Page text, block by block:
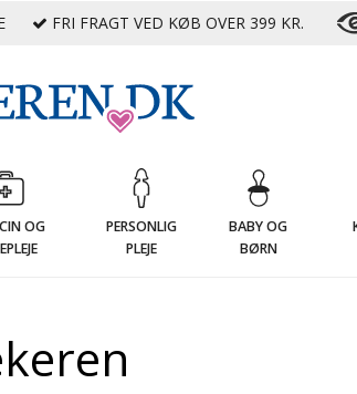
FRI FRAGT VED KØB OVER 399 KR.
OG
PERSONLIG
PLEJE
BABY OG
BØRN